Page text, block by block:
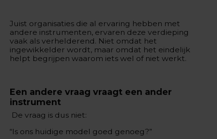
Juist organisaties die al ervaring hebben met
andere instrumenten, ervaren deze verdieping
vaak als verhelderend. Niet omdat het
ingewikkelder wordt, maar omdat het eindelijk
helpt begrijpen waarom iets wel of niet werkt.
Een andere vraag vraagt een ander
instrument
De vraag is dus niet:
“Is ons huidige model goed genoeg?”